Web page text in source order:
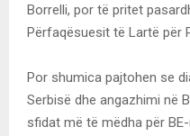
Borrelli, por të pritet
Përfaqësuesit të Lartë për
Por shumica pajtohen se
Serbisë dhe angazhimi në
sfidat më të mëdha për